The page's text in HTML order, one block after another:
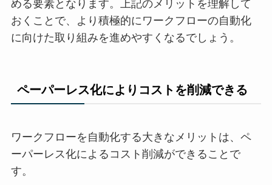
める要素となります。上記のメリットを理解して
おくことで、より積極的にワークフローの自動化
に向けた取り組みを進めやすくなるでしょう。
ペーパーレス化によりコストを削減できる
ワークフローを自動化する大きなメリットは、ペ
ーパーレス化によるコスト削減ができることで
す。